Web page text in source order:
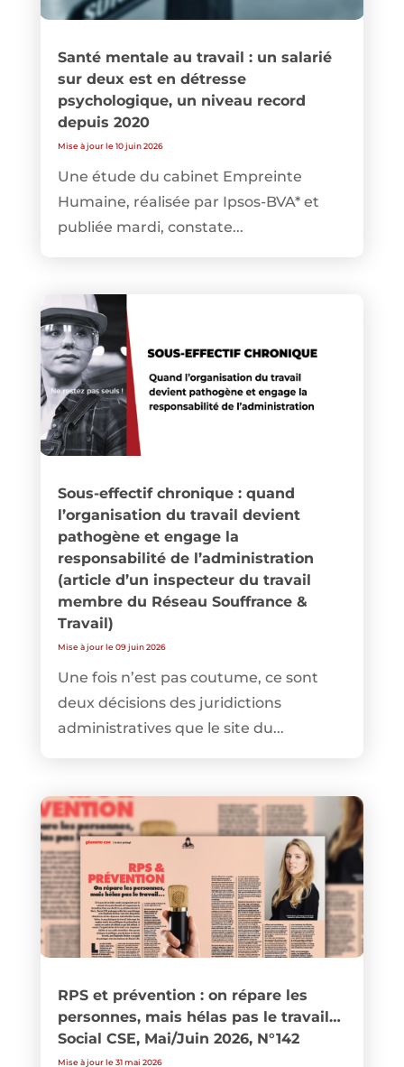
Santé mentale au travail : un salarié
sur deux est en détresse
psychologique, un niveau record
depuis 2020
Mise à jour le 10 juin 2026
Une étude du cabinet Empreinte
Humaine, réalisée par Ipsos-BVA* et
publiée mardi, constate...
Sous-effectif chronique : quand
l’organisation du travail devient
pathogène et engage la
responsabilité de l’administration
(article d’un inspecteur du travail
membre du Réseau Souffrance &
Travail)
Mise à jour le 09 juin 2026
Une fois n’est pas coutume, ce sont
deux décisions des juridictions
administratives que le site du...
RPS et prévention : on répare les
personnes, mais hélas pas le travail…
Social CSE, Mai/Juin 2026, N°142
Mise à jour le 31 mai 2026